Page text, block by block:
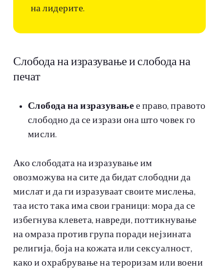
на лидерите.
Слобода на изразување и слобода на
печат
Слобода на изразување е право, правото
слободно да се изрази она што човек го
мисли.
Ако слободата на изразување им
овозможува на сите да бидат слободни да
мислат и да ги изразуваат своите мислења,
таа исто така има свои граници: мора да се
избегнува клевета, навреди, поттикнување
на омраза против група поради нејзината
религија, боја на кожата или сексуалност,
како и охрабрување на тероризам или воени